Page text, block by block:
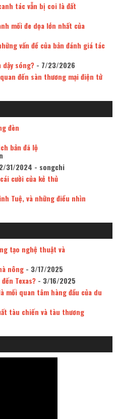
tác vẫn bị coi là đất
mối đe dọa lớn nhất của
vấn đề của bản đánh giá tác
dậy sóng?- 7/23/2026
đến sàn thương mại điện tử
đèn
bản đã lộ
31/2024 - songchi
cười của kẻ thủ
Tuệ, và những điều nhìn
tạo nghệ thuật và
nông- 3/17/2025
Texas?- 3/16/2025
mối quan tâm hàng đầu của du
tàu chiến và tàu thương